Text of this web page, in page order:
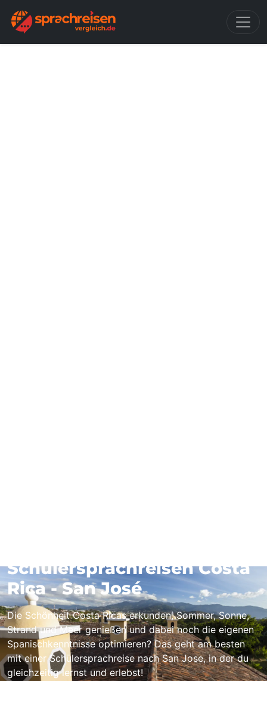
Schülersprachreisen Costa
Rica - San José
Die Schönheit Costa Ricas erkunden, Sommer, Sonne,
Strand und Meer genießen und dabei noch die eigenen
Spanischkenntnisse optimieren? Das geht am besten
mit einer Schülersprachreise nach San Jose, in der du
gleichzeitig lernst und erlebst!